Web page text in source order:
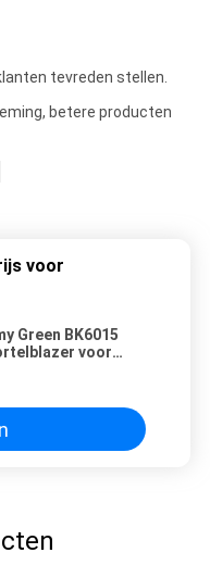
tevreden stellen.
betere producten
voor
Green BK6015
voor